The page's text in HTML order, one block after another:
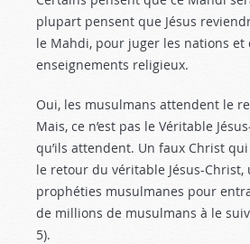
plupart pensent que Jésus
le Mahdi, pour juger les nations
enseignements religieux.
Oui, les musulmans attendent le
Mais, ce n’est pas le Véritable
qu’ils attendent. Un faux Christ
le retour du véritable Jésus-Christ,
prophéties musulmanes pour
de millions de musulmans à le
5).